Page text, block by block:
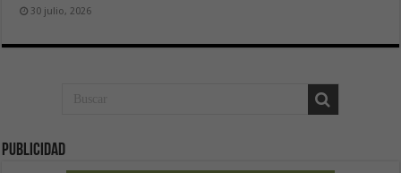
30 julio, 2026
Publicidad